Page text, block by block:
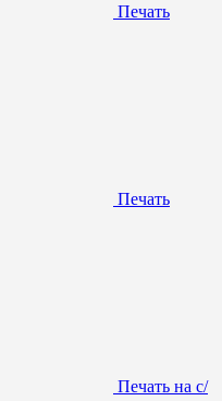
Печать
Печать
Печать на с/